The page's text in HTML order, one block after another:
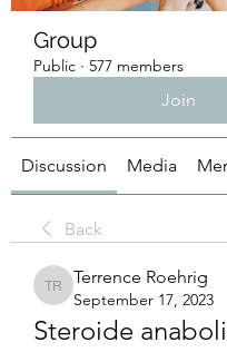
Group
Public · 577 members
Join
Discussion Media
Back
Terrence Roehrig
Terrence Roehrig
September 17, 2023
Steroide